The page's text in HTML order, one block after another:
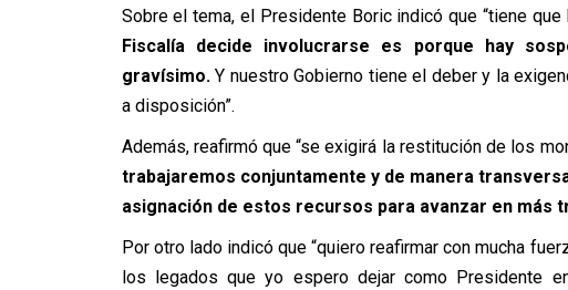
Sobre el tema, el Presidente Boric indicó que “tiene
Fiscalía decide involucrarse es porque hay
gravísimo. Y nuestro Gobierno tiene el deber y la
a disposición”.
Además, reafirmó que “se exigirá la restitución de los
trabajaremos conjuntamente y de manera
asignación de estos recursos para avanzar en más
Por otro lado indicó que “quiero reafirmar con mucha
los legados que yo espero dejar como Presidente